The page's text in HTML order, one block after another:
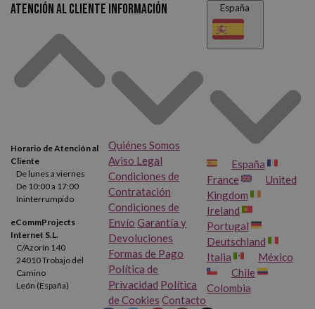
Atención al cliente
Horario de Atención al
Cliente
De lunes a viernes
De 10:00 a 17:00
Ininterrumpido
eCommProjects
Internet S.L.
C/Azorín 140
24010 Trobajo del
Camino
León (España)
Información
Quiénes Somos
Aviso Legal
Condiciones de
Contratación
Condiciones de
Envío Garantía y
Devoluciones
Formas de Pago
Política de
Privacidad Política
de Cookies Contacto
España
España
France
United
Kingdom
Ireland
Portugal
Deutschland
Italia
México
Chile
Colombia